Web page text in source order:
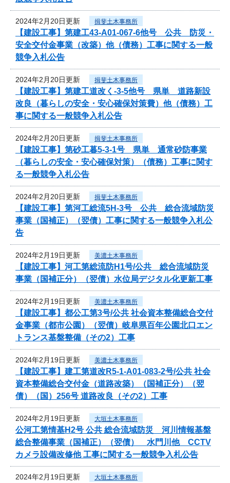
2024年2月20日更新 揖斐土木事務所
【建設工事】第建工43-A01-067-6他号 公共 防災・
安全交付金事業（改築）他（債務）工事に関する一般
競争入札公告
2024年2月20日更新 揖斐土木事務所
【建設工事】第建工道改く-3-5他号 県単 道路新設
改良（暮らしの安全・安心確保対策費）他（債務）工
事に関する一般競争入札公告
2024年2月20日更新 揖斐土木事務所
【建設工事】第砂工暮5-3-1号 県単 通常砂防事業
（暮らしの安全・安心確保対策）（債務）工事に関す
る一般競争入札公告
2024年2月20日更新 揖斐土木事務所
【建設工事】第河工総流5H-3号 公共 総合流域防災
事業（国補正）（翌債）工事に関する一般競争入札公
告
2024年2月19日更新 美濃土木事務所
【建設工事】河工第総流防H1号/公共 総合流域防災
事業（国補正分）（翌債）水位局デジタル化更新工事
2024年2月19日更新 美濃土木事務所
【建設工事】都公工第3号/公共 社会資本整備総合交付
金事業（都市公園）（翌債）岐阜県百年公園北口エン
トランス基盤整備（その2）工事
2024年2月19日更新 美濃土木事務所
【建設工事】建工第道改R5-1-A01-083-2号/公共 社会
資本整備総合交付金（道路改築）（国補正分）（翌
債）（国）256号 道路改良（その2）工事
2024年2月19日更新 大垣土木事務所
公河工第情基H2号 公共 総合流域防災 河川情報基盤
総合整備事業（国補正）（翌債） 水門川他 CCTV
カメラ設備改修他 工事に関する一般競争入札公告
2024年2月19日更新 大垣土木事務所